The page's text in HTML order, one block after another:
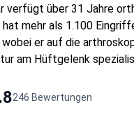
verfügt über 31 Jahre
hat mehr als 1.100
er auf die
am Hüftgelenk
9.500 € – dies
3-4 Übernachtungen
246 Bewertungen